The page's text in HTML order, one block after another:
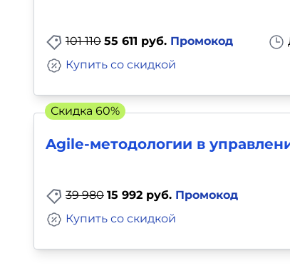
101 110 55 611 руб. Промокод
Купить со скидкой
Agile-методологии в
39 980 15 992 руб. Промокод
Купить со скидкой
Скидка 60%